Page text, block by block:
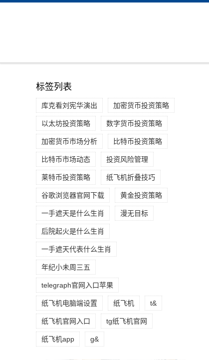
标签列表
库克看刘宪华演出 加密货币投资策略
以太坊投资策略 数字货币投资策略
加密货币市场分析 比特币投资策略
比特币市场动态 投资风险管理
莱特币投资策略 纸飞机折叠技巧
谷歌浏览器官网下载 黄金投资策略
一手遮天是什么生肖 漫无目标
后院起火是什么生肖
一手遮天代表什么生肖
年纪小未周三五
telegraph官网入口苹果
纸飞机电脑端设置 纸飞机 t&
纸飞机官网入口 tg纸飞机官网
纸飞机app g&